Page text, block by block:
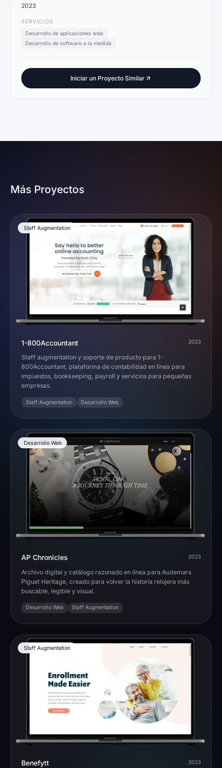
2023
SERVICIOS
Desarrollo de aplicaciones web
Desarrollo de software a la medida
Iniciar un Proyecto Similar
Más Proyectos
Staff Augmentation
1-800Accountant 2023
Staff augmentation y soporte de producto para 1-
800Accountant, plataforma de contabilidad en línea para
impuestos, bookkeeping, payroll y servicios para pequeñas
empresas.
Staff Augmentation Desarrollo Web
Desarrollo Web
AP Chronicles 2023
Archivo digital y catálogo razonado en línea para Audemars
Piguet Heritage, creado para volver la historia relojera más
buscable, legible y visual.
Desarrollo Web Staff Augmentation
Staff Augmentation
Benefytt 2023